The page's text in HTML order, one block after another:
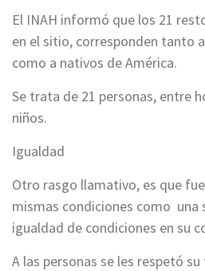
El INAH informó que los 21
en el sitio, corresponden tanto
como a nativos de América.
Se trata de 21 personas, entre
niños.
Igualdad
Otro rasgo llamativo, es que
mismas condiciones como una
igualdad de condiciones en su
A las personas se les respetó